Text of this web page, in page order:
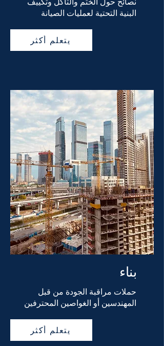
البنية التحتية لعمليات الصيانة
يتعلم أكثر
بناء
حملات مراقبة الجودة من قبل
المهندسين أو الغواصين المحترفين
يتعلم أكثر